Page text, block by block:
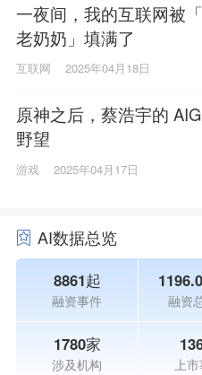
一夜间，我的互联网被
老奶奶」填满了
互联网 2025年04月18日
原神之后，蔡浩宇的
野望
游戏 2025年04月17日
AI数据总览
8861起
融资事件 融资
1780家
涉及机构 上